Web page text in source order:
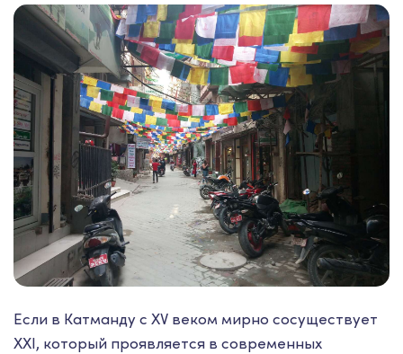
Если в Катманду с XV веком мирно сосуществует
XXI, который проявляется в современных